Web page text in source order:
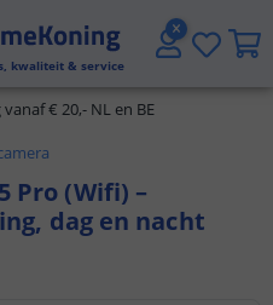
kwaliteit & service
garantie
€ 20,- NL en BE
9.1
morgen in huis
Pro (Wifi) –
dag en nacht